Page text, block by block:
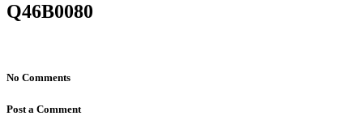
Q46B0080
No Comments
Post a Comment